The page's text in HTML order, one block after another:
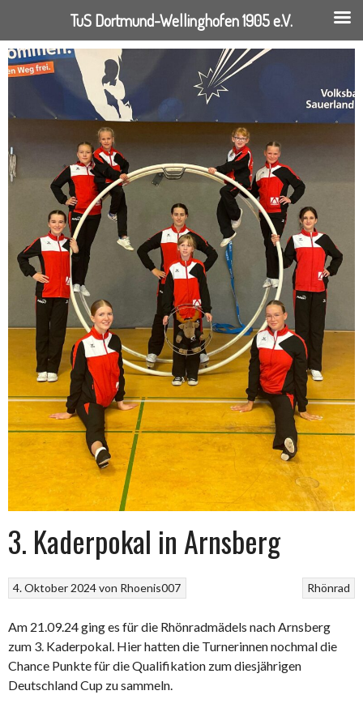
Springe
zum
3. Kaderpokal in Arnsberg
Rhönrad
4. Oktober 2024von Rhoenis007
Am 21.09.24 ging es für die Rhönradmädels nach Arnsberg
zum 3. Kaderpokal. Hier hatten die Turnerinnen nochmal die
Chance Punkte für die Qualifikation zum diesjährigen
Deutschland Cup zu sammeln.
TuS Dortmund-Wellinghofen 1905 e.V.